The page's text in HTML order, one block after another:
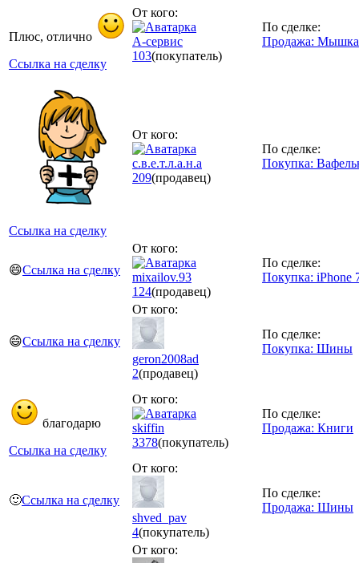
Плюс, отлично
Ссылка на сделку
От кого:
А-сервис
103(покупатель)
По сделке:
Продажа: Мышка
Ссылка на сделку
От кого:
с.в.е.т.л.а.н.а
209(продавец)
По сделке:
Покупка:
😄Ссылка на сделку
От кого:
mixailov.93
124(продавец)
По сделке:
Покупка: iPhone
😄Ссылка на сделку
От кого:
geron2008ad
2(продавец)
По сделке:
Покупка: Шины
благодарю
Ссылка на сделку
От кого:
skiffin
3378(покупатель)
По сделке:
Продажа: Книги
🙂Ссылка на сделку
От кого:
shved_pav
4(покупатель)
По сделке:
Продажа: Шины
От кого: